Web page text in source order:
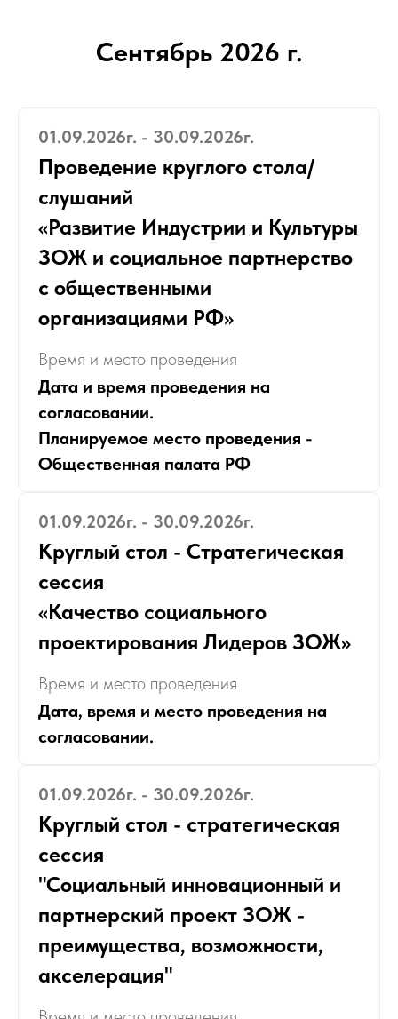
Сентябрь 2026 г.
01.09.2026г. - 30.09.2026г.
Проведение круглого стола/
слушаний
«Развитие Индустрии и Культуры
ЗОЖ и социальное партнерство
с общественными
организациями РФ»
Время и место проведения
Дата и время проведения на
согласовании.
Планируемое место проведения -
Общественная палата РФ
01.09.2026г. - 30.09.2026г.
Круглый стол - Стратегическая
сессия
«Качество социального
проектирования Лидеров ЗОЖ»
Время и место проведения
Дата, время и место проведения на
согласовании.
01.09.2026г. - 30.09.2026г.
Круглый стол - стратегическая
сессия
"Социальный инновационный и
партнерский проект ЗОЖ -
преимущества, возможности,
акселерация"